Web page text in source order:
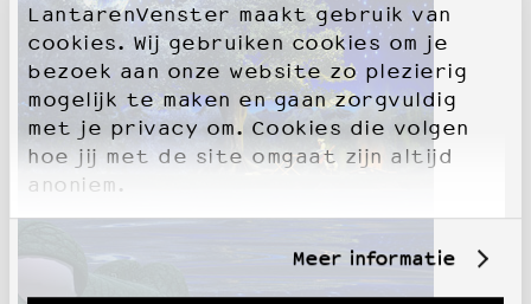
LantarenVenster maakt gebruik van
cookies. Wij gebruiken cookies om je
bezoek aan onze website zo plezierig
mogelijk te maken en gaan zorgvuldig
met je privacy om. Cookies die volgen
hoe jij met de site omgaat zijn altijd
anoniem.
Meer informatie